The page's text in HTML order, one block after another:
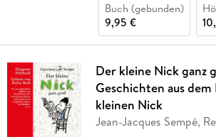
Buch (gebunden)
9,95 €
Der kleine Nick ganz
Geschichten aus dem
kleinen Nick
Jean-Jacques Sempé,